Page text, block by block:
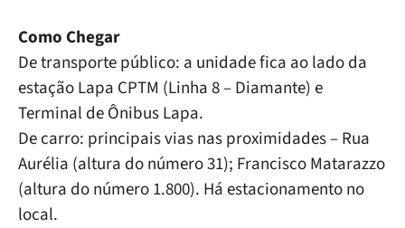
Como Chegar
De transporte público: a unidade fica ao lado da
estação Lapa CPTM (Linha 8 – Diamante) e
Terminal de Ônibus Lapa.
De carro: principais vias nas proximidades – Rua
Aurélia (altura do número 31); Francisco Matarazzo
(altura do número 1.800). Há estacionamento no
local.